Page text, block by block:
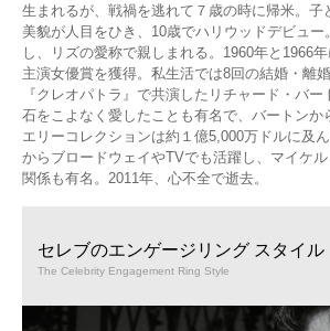
生まれるが、戦禍を逃れて７歳の時に帰米。子
美貌が人目をひき、10歳でハリウッドデビュ
し、リズの愛称で親しまれる。1960年と1966
主演女優賞を獲得。私生活では8回の結婚・離
『クレオパトラ』で共演したリチャード・バ
石をこよなく愛したことも有名で、バートンか
エリーコレクションは約１億5,000万ドルに及
からブロードウェイやTVでも活躍し、マイケ
関係も有名。2011年、心不全で逝去。
セレブのエンゲージリング スタイル
The Celebrity Engagement Ring Style